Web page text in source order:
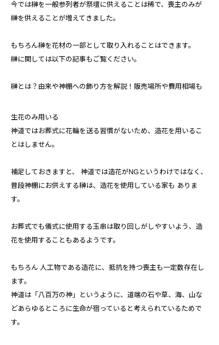
今では榊を一般参列者が祭壇に供えることは稀で、喪主のみが
榊を供えることが増えてきました。
もちろん榊を花材の一部として取り入れることはできます。
榊に関しては以下の記事もご覧ください。
榊とは？由来や神棚への飾り方を解説！販売場所や費用相場も
生花のみ用いる
神道ではお葬式に花輪を送る習慣がないため、造花を用いるこ
とはしません。
補足しておきますと、 神道では造花がNGというわけではなく、
普段神棚にお供えする榊は、造花を使用している家も ありま
す。
お葬式でも儀式に使用する玉串は取り回しがしやすいよう、造
花を使用することもあるようです。
もちろん 人工物である造花に、抵抗を持つ喪主も一定数存在し
ます。
神道は「八百万の神」というように、道端の石や草、海、山な
どあらゆるところに生命が宿っていると考えられているためで
す。